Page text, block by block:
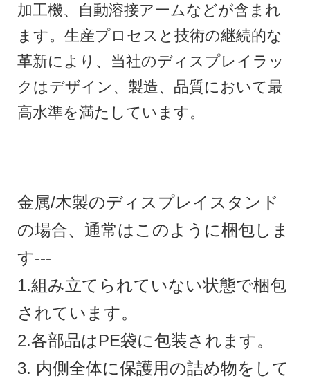
加工機、自動溶接アームなどが含まれ
ます。 生産プロセスと技術の継続的な
革新により、当社のディスプレイラッ
クはデザイン、製造、品質において最
高水準を満たしています。
金属/木製のディスプレイスタンド
の場合、通常はこのように梱包しま
す---
1.組み立てられていない状態で梱包
されています。
2.各部品はPE袋に包装されます。
3. 内側全体に保護用の詰め物をして